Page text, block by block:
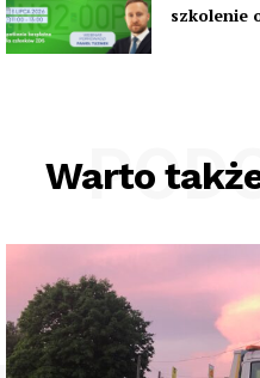
szkolenie
Warto